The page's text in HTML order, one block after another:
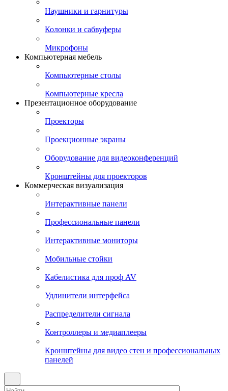
Наушники и гарнитуры
Колонки и сабвуферы
Микрофоны
Компьютерная мебель
Компьютерные столы
Компьютерные кресла
Презентационное оборудование
Проекторы
Проекционные экраны
Оборудование для видеоконференций
Кронштейны для проекторов
Коммерческая визуализация
Интерактивные панели
Профессиональные панели
Интерактивные мониторы
Мобильные стойки
Кабелистика для проф AV
Удлинители интерфейса
Распределители сигнала
Контроллеры и медиаплееры
Кронштейны для видео стен и профессиональных
панелей